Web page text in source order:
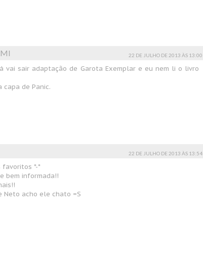
22 DE JULHO DE 2013 ÀS 13:00
vai sair adaptação de Garota Exemplar e eu nem li o livro
capa de Panic.
22 DE JULHO DE 2013 ÀS 13:54
favoritos *-*
bem informada!!
Neto acho ele chato =S